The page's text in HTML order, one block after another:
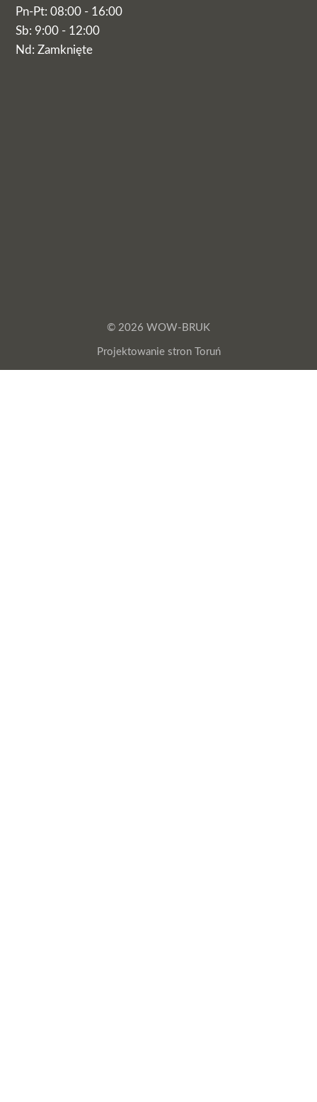
Pn-Pt: 08:00 - 16:00
Sb: 9:00 - 12:00
Nd: Zamknięte
© 2026 WOW-BRUK
Projektowanie stron Toruń